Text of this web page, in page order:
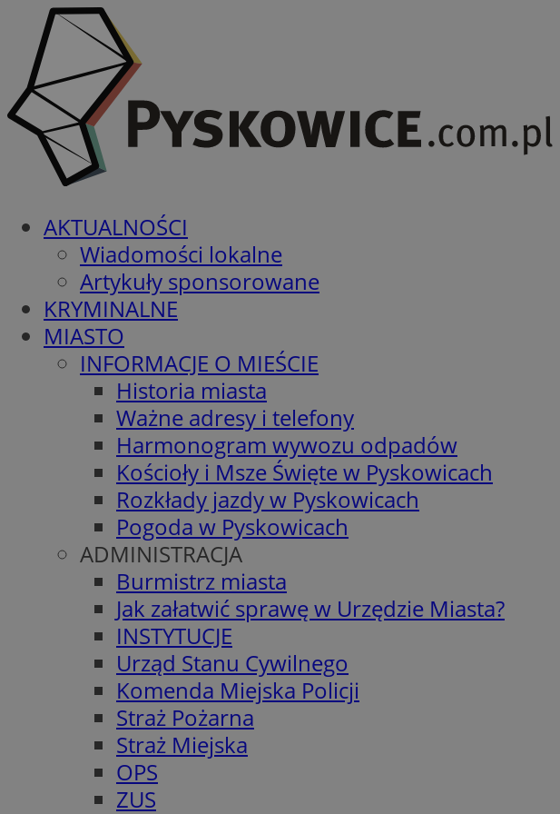
AKTUALNOŚCI
Wiadomości lokalne
Artykuły sponsorowane
KRYMINALNE
MIASTO
INFORMACJE O MIEŚCIE
Historia miasta
Ważne adresy i telefony
Harmonogram wywozu odpadów
Kościoły i Msze Święte w Pyskowicach
Rozkłady jazdy w Pyskowicach
Pogoda w Pyskowicach
ADMINISTRACJA
Burmistrz miasta
Jak załatwić sprawę w Urzędzie Miasta?
INSTYTUCJE
Urząd Stanu Cywilnego
Komenda Miejska Policji
Straż Pożarna
Straż Miejska
OPS
ZUS